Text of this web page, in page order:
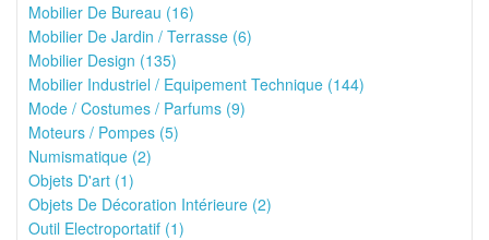
Mobilier De Bureau (16)
Mobilier De Jardin / Terrasse (6)
Mobilier Design (135)
Mobilier Industriel / Equipement Technique (144)
Mode / Costumes / Parfums (9)
Moteurs / Pompes (5)
Numismatique (2)
Objets D'art (1)
Objets De Décoration Intérieure (2)
Outil Electroportatif (1)